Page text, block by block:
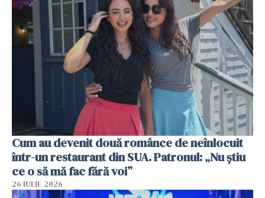
Cum au devenit două românce de neînlocuit
într-un restaurant din SUA. Patronul: „Nu știu
ce o să mă fac fără voi”
26 IULIE 2026